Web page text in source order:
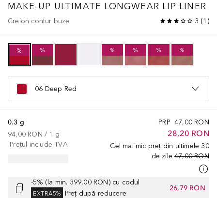
MAKE-UP ULTIMATE LONGWEAR LIP LINER
Creion contur buze 3 (1 )
% % % % % %
06 Deep Red
PRP 47,00 RON
28,20 RON
Cel mai mic preț din ultimele 30
de zile 47,00 RON
0.3 g
94,00 RON / 1 g
Prețul include TVA
-5% (la min. 399,00 RON) cu codul
EXTRA5% Preț după reducere
26,79 RON